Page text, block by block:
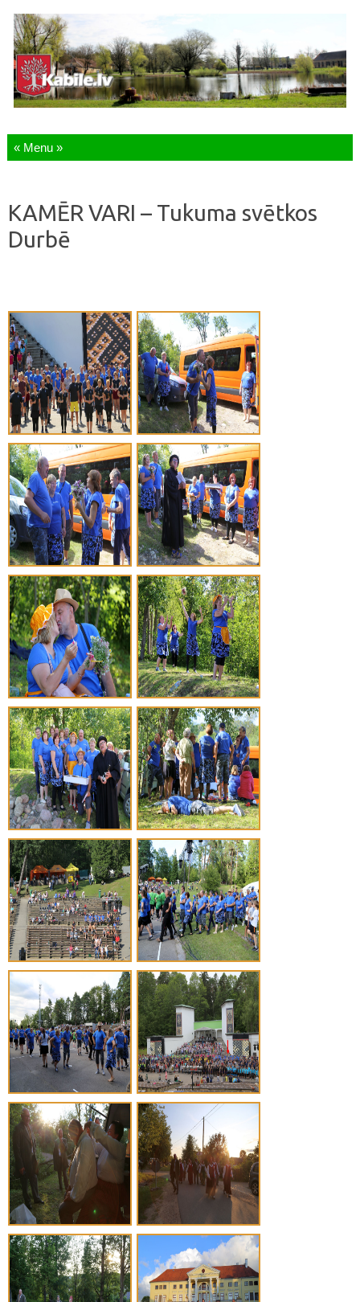
Skip to content
KAMĒR VARI – Tukuma svētkos
Durbē